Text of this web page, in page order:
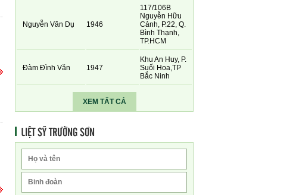
Nguyễn Văn Dụ 1946
117/106B
Nguyễn Hữu
Cảnh, P.22, Q.
Bình Thạnh,
TP.HCM
Đàm Đình Văn 1947
Khu An Huy, P.
Suối Hoa,TP
Bắc Ninh
XEM TẤT CẢ
LIỆT SỸ TRƯỜNG SƠN